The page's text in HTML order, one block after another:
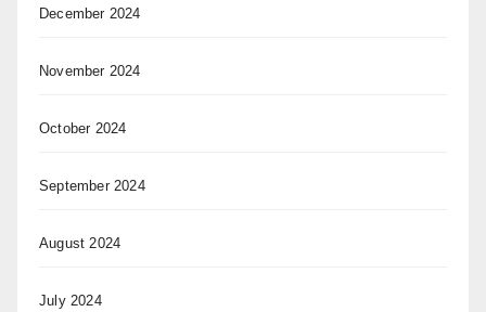
December 2024
November 2024
October 2024
September 2024
August 2024
July 2024